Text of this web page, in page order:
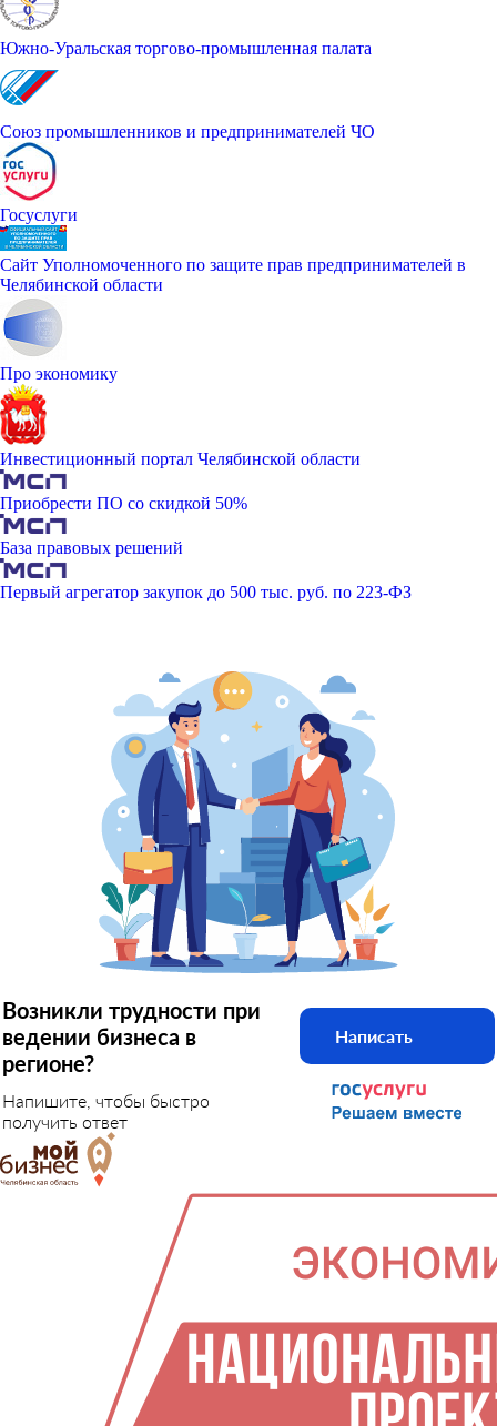
Южно-Уральская торгово-промышленная палата
Союз промышленников и предпринимателей ЧО
Госуслуги
Сайт Уполномоченного по защите прав предпринимателей в
Челябинской области
Про экономику
Инвестиционный портал Челябинской области
Приобрести ПО со скидкой 50%
База правовых решений
Первый агрегатор закупок до 500 тыс. руб. по 223-ФЗ
Возникли трудности при
ведении бизнеса в
регионе?
Напишите, чтобы быстро
получить ответ
Написать